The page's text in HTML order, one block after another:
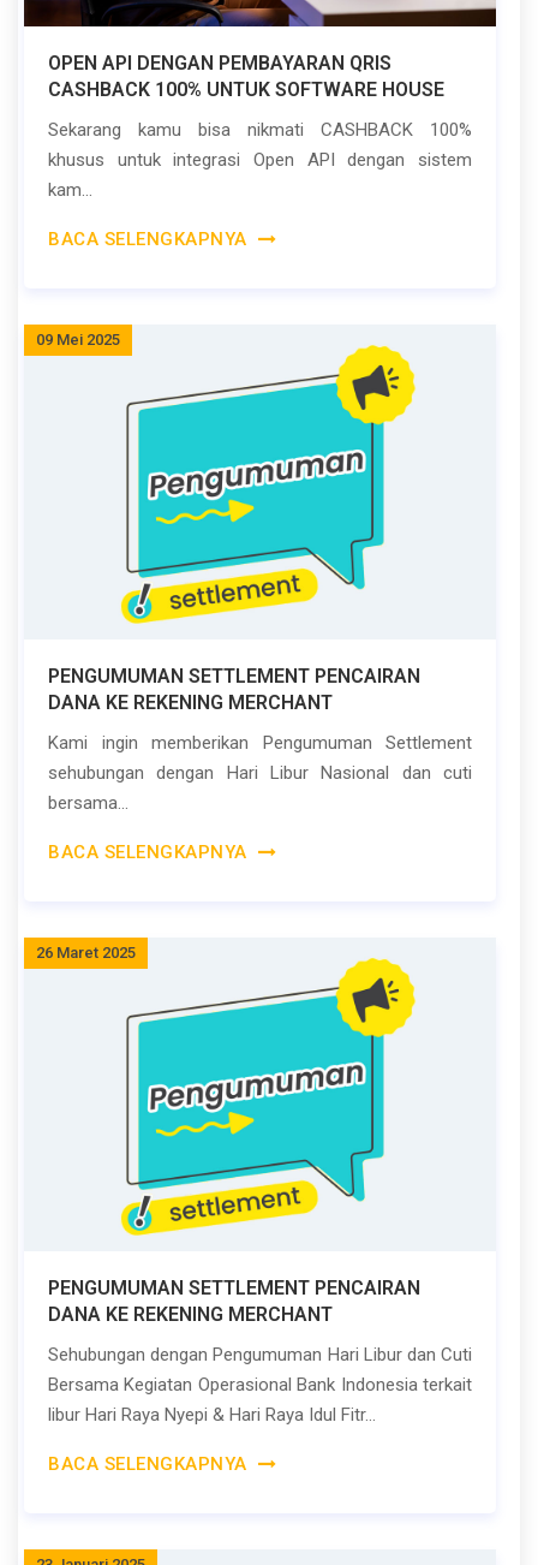
OPEN API DENGAN PEMBAYARAN QRIS
CASHBACK 100% UNTUK SOFTWARE HOUSE
Sekarang kamu bisa nikmati CASHBACK 100%
khusus untuk integrasi Open API dengan sistem
kam...
BACA SELENGKAPNYA
09 Mei 2025
PENGUMUMAN SETTLEMENT PENCAIRAN
DANA KE REKENING MERCHANT
Kami ingin memberikan Pengumuman Settlement
sehubungan dengan Hari Libur Nasional dan cuti
bersama...
BACA SELENGKAPNYA
26 Maret 2025
PENGUMUMAN SETTLEMENT PENCAIRAN
DANA KE REKENING MERCHANT
Sehubungan dengan Pengumuman Hari Libur dan Cuti
Bersama Kegiatan Operasional Bank Indonesia terkait
libur Hari Raya Nyepi & Hari Raya Idul Fitr...
BACA SELENGKAPNYA